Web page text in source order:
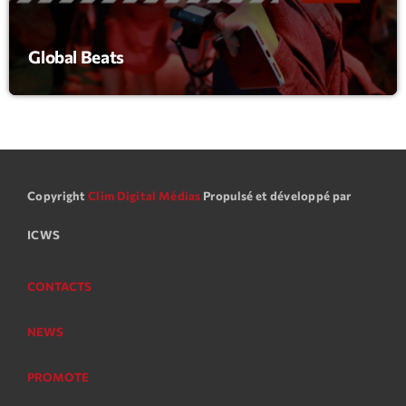
News CRL
Politics
Radar
Sports
Technology
Global Beats
Copyright Clim Digital Médias Propulsé et développé par
ICWS
CONTACTS
NEWS
PROMOTE